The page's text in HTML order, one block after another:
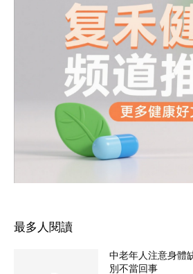
最多人閱讀
中老年人注意身體
別不當回事